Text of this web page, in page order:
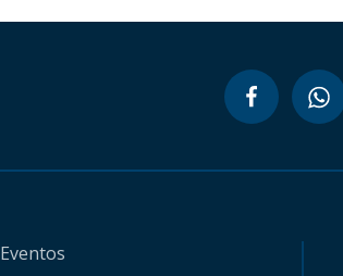
Eventos